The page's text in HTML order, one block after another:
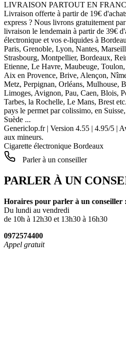
LIVRAISON PARTOUT EN
Livraison offerte à partir de 19€
express ? Nous livrons gratuitement
livraison le lendemain à partir de 39€
électronique et vos e-liquides à
Paris, Grenoble, Lyon, Nantes,
Strasbourg, Montpellier, Bordeaux,
Etienne, Le Havre, Maubeuge,
Aix en Provence, Brive, Alençon,
Metz, Perpignan, Orléans, Mulhouse,
Limoges, Avignon, Pau, Caen, Blois,
Tarbes, la Rochelle, Le Mans, Brest
pays le permet par colissimo, en
Suède ...
Genericlop.fr| Version 4.55 | 4.95/5 |
aux mineurs.
Cigarette électronique Bordeaux
Parler à un conseiller
PARLER À UN
Horaires pour parler à un conseiller :
Du lundi au vendredi
de 10h à 12h30 et 13h30 à 16h30
0972574400
Appel gratuit